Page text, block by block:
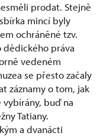
prodat. Stejně
mincí byly
ochráněné tzv.
práva
vedeném
se přesto začaly
záznamy o tom, jak
buď na
Tatiany.
a dvanácti